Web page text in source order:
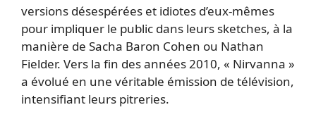
versions désespérées et idiotes d’eux-mêmes
pour impliquer le public dans leurs sketches, à la
manière de Sacha Baron Cohen ou Nathan
Fielder. Vers la fin des années 2010, « Nirvanna »
a évolué en une véritable émission de télévision,
intensifiant leurs pitreries.